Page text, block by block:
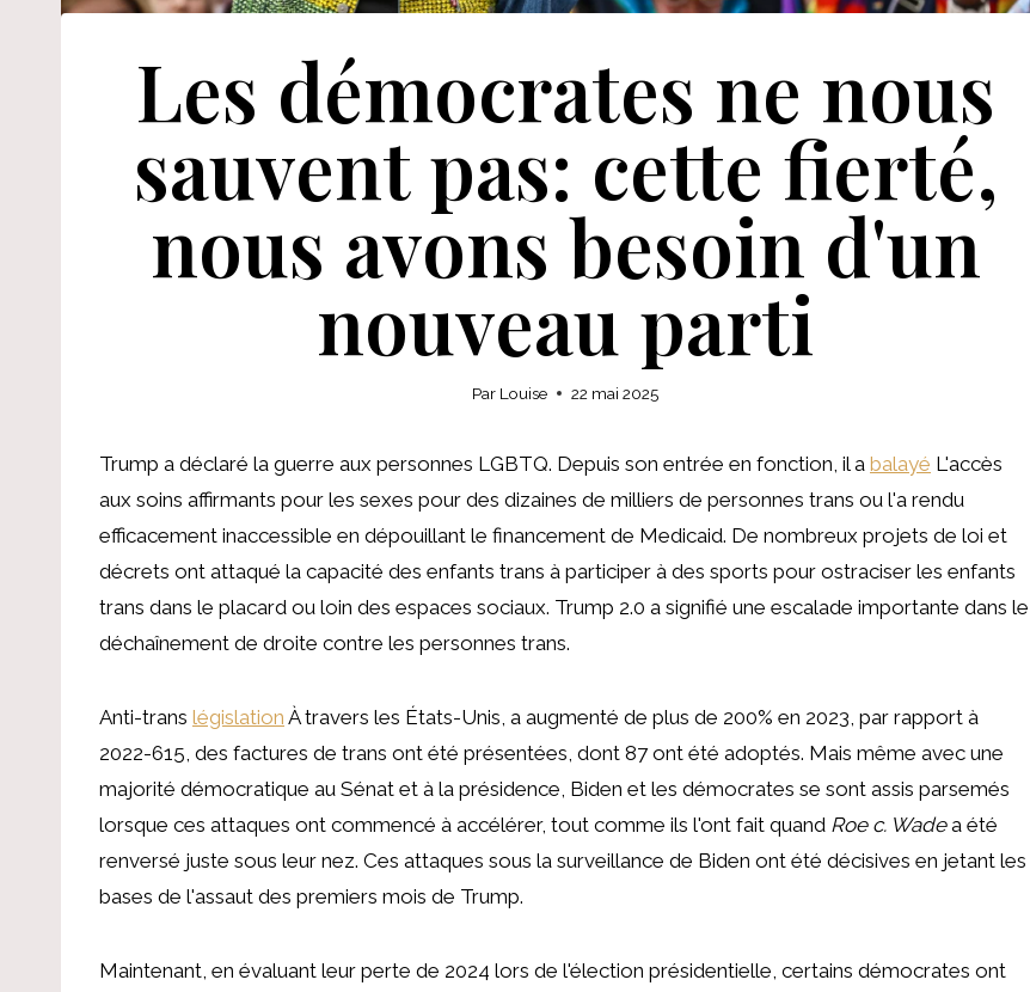
Les démocrates ne nous
sauvent pas: cette fierté,
nous avons besoin d'un
nouveau parti
Par Louise 22 mai 2025
Trump a déclaré la guerre aux personnes LGBTQ. Depuis son entrée en fonction, il a balayé L'accès
aux soins affirmants pour les sexes pour des dizaines de milliers de personnes trans ou l'a rendu
efficacement inaccessible en dépouillant le financement de Medicaid. De nombreux projets de loi et
décrets ont attaqué la capacité des enfants trans à participer à des sports pour ostraciser les enfants
trans dans le placard ou loin des espaces sociaux. Trump 2.0 a signifié une escalade importante dans le
déchaînement de droite contre les personnes trans.
Anti-trans législation À travers les États-Unis, a augmenté de plus de 200% en 2023, par rapport à
2022-615, des factures de trans ont été présentées, dont 87 ont été adoptés. Mais même avec une
majorité démocratique au Sénat et à la présidence, Biden et les démocrates se sont assis parsemés
lorsque ces attaques ont commencé à accélérer, tout comme ils l'ont fait quand Roe c. Wadea été
renversé juste sous leur nez. Ces attaques sous la surveillance de Biden ont été décisives en jetant les
bases de l'assaut des premiers mois de Trump.
Maintenant, en évaluant leur perte de 2024 lors de l'élection présidentielle, certains démocrates ont